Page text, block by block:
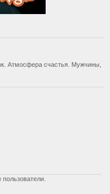
Атмосфера счастья. Мужчины,